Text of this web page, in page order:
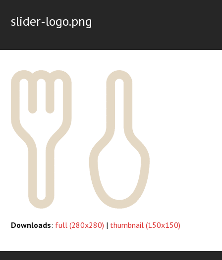
slider-logo.png
Downloads: full (280x280) | thumbnail (150x150)